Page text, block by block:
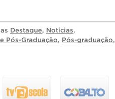
Destaque, Notícias.
Pós-Graduação, Pós-graduação,